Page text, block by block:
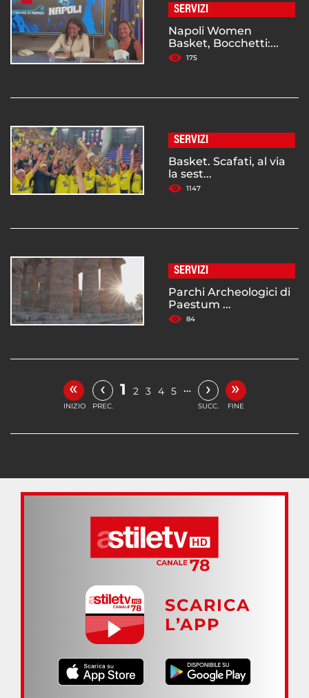
SERVIZI
Napoli Women
Basket, Bocchetti:...
175
SERVIZI
Basket. Scafati, al via
la sest...
1147
SERVIZI
Parchi Archeologici di
Paestum ...
84
«
INIZIO
‹
PREC.
1 2 3 4 5 … ›
SUCC.
»
FINE
SCARICA
L’APP